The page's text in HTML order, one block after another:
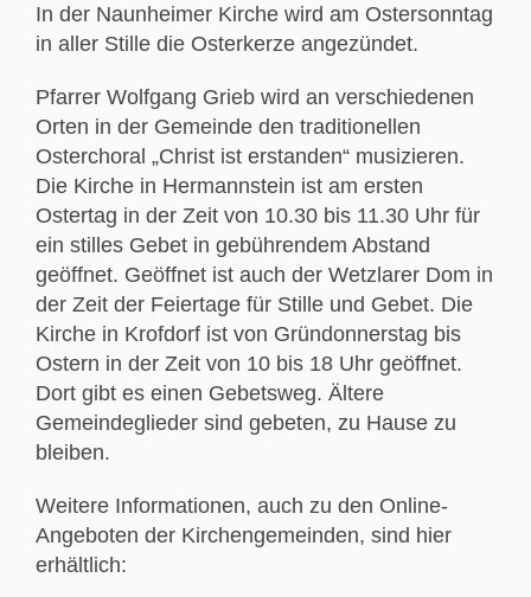
In der Naunheimer Kirche wird am Ostersonntag
in aller Stille die Osterkerze angezündet.
Pfarrer Wolfgang Grieb wird an verschiedenen
Orten in der Gemeinde den traditionellen
Osterchoral „Christ ist erstanden“ musizieren.
Die Kirche in Hermannstein ist am ersten
Ostertag in der Zeit von 10.30 bis 11.30 Uhr für
ein stilles Gebet in gebührendem Abstand
geöffnet. Geöffnet ist auch der Wetzlarer Dom in
der Zeit der Feiertage für Stille und Gebet. Die
Kirche in Krofdorf ist von Gründonnerstag bis
Ostern in der Zeit von 10 bis 18 Uhr geöffnet.
Dort gibt es einen Gebetsweg. Ältere
Gemeindeglieder sind gebeten, zu Hause zu
bleiben.
Weitere Informationen, auch zu den Online-
Angeboten der Kirchengemeinden, sind hier
erhältlich: